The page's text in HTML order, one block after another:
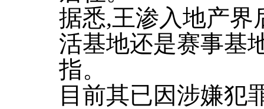
据悉,王渗入地产界
活基地还是赛事基
指。
目前其已因涉嫌犯